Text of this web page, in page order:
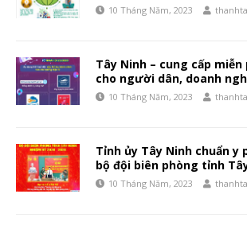
10 Tháng Năm, 2023
Tây Ninh – cung cấp
cho người dân, doanh
10 Tháng Năm, 2023
Tỉnh ủy Tây Ninh chuẩn y
bộ đội biên phòng tỉnh
10 Tháng Năm, 2023